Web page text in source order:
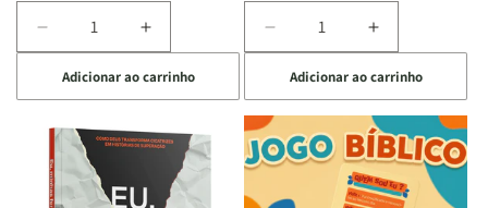
Diminuir
a
quantidade
de
Devocional
Quarto
de
Guerra
Aumentar
a
quantidade
de
Devocional
Quarto
Guerra
Adicionar ao carrinho
Diminuir
a
quantidade
de
Eu,
Minhas
Lutas
Internas
Aumentar
a
quantidade
de
Eu,
Minhas
Lutas
Internas
Adicionar ao carrinho